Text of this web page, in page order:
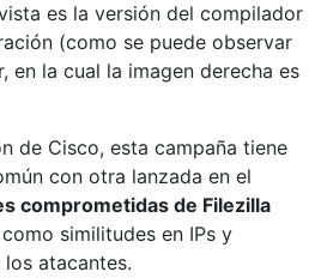
es la versión del compilador
(como se puede observar
en la cual la imagen derecha es
de Cisco, esta campaña tiene
con otra lanzada en el
comprometidas de Filezilla
similitudes en IPs y
atacantes.